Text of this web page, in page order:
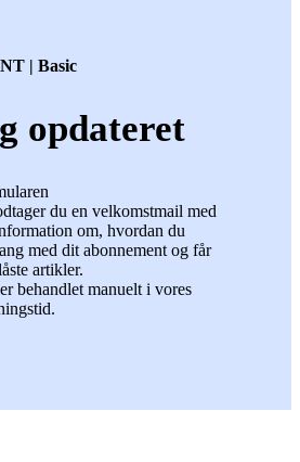
| Basic
opdateret
du en velkomstmail med
om, hvordan du
med dit abonnement og får
artikler.
behandlet manuelt i vores